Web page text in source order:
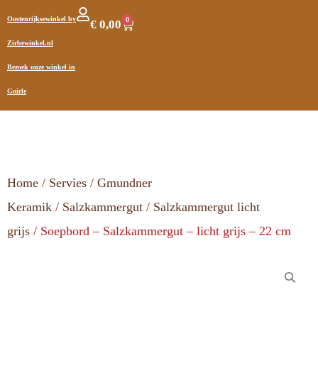
Oostenrijksewinkel by
Zirbewinkel.nl
Bezoek onze winkel in
Goirle
€ 0,00 0
Home / Servies / Gmundner
Keramik / Salzkammergut / Salzkammergut licht
grijs / Soepbord – Salzkammergut – licht grijs – 22 cm